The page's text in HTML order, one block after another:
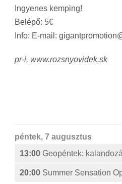
Ingyenes kemping!
Belépő: 5€
Info: E-mail:
pr-i, www.rozsnyovidek.sk
péntek, 7 augusztus
13:00 Geopéntek:
20:00 Summer Sensation